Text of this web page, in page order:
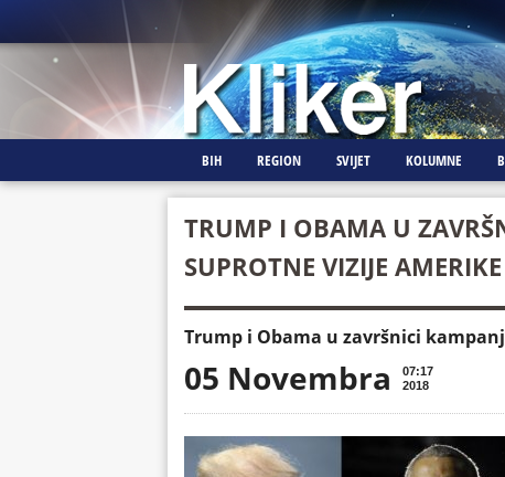
BIH REGION SVIJET KOLUMNE
TRUMP I OBAMA U
SUPROTNE VIZIJE AMERIKE
Trump i Obama u završnici
05 Novembra
07:17
2018